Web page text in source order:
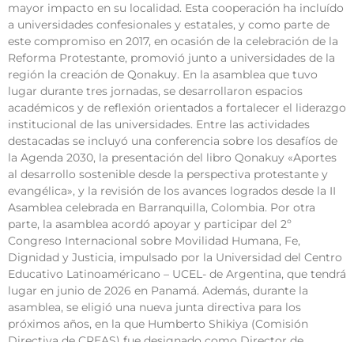
mayor impacto en su localidad. Esta cooperación ha incluído
a universidades confesionales y estatales, y como parte de
este compromiso en 2017, en ocasión de la celebración de la
Reforma Protestante, promovió junto a universidades de la
región la creación de Qonakuy. En la asamblea que tuvo
lugar durante tres jornadas, se desarrollaron espacios
académicos y de reflexión orientados a fortalecer el liderazgo
institucional de las universidades. Entre las actividades
destacadas se incluyó una conferencia sobre los desafíos de
la Agenda 2030, la presentación del libro Qonakuy «Aportes
al desarrollo sostenible desde la perspectiva protestante y
evangélica», y la revisión de los avances logrados desde la II
Asamblea celebrada en Barranquilla, Colombia. Por otra
parte, la asamblea acordó apoyar y participar del 2º
Congreso Internacional sobre Movilidad Humana, Fe,
Dignidad y Justicia, impulsado por la Universidad del Centro
Educativo Latinoaméricano – UCEL- de Argentina, que tendrá
lugar en junio de 2026 en Panamá. Además, durante la
asamblea, se eligió una nueva junta directiva para los
próximos años, en la que Humberto Shikiya (Comisión